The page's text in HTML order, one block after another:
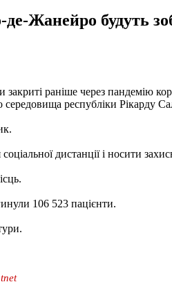
Жанейро будуть
раніше через пандемію
республіки Рікарду
дистанції і носити
106 523 пацієнти.